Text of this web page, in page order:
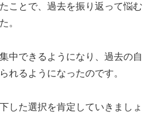
ことで、過去を振り返って悩む
。
中できるようになり、過去の自
れるようになったのです。
した選択を肯定していきましょ